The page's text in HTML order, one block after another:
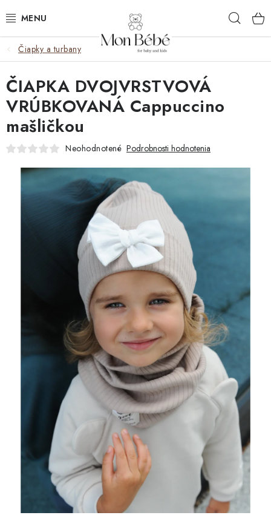
na
ZĽAVY
OBLEČENIE
VÝBAVA
STAROSTLIVOSŤ
HRAČKY
DARČEKOVÉ BOXY
Všeobecné obchodné podmienky
Podmienky ochrany osobných údajov a poučenie o cookies
Reklamačný poriadok
Reklamačný formulár
Formulár na odstúpenie od zmluvy
Moja objednávka
Čiapky a turbany
ČIAPKA DVOJVRSTVOVÁ
VRÚBKOVANÁ Cappuccino
mašličkou
Neohodnotené Podrobnosti hodnotenia